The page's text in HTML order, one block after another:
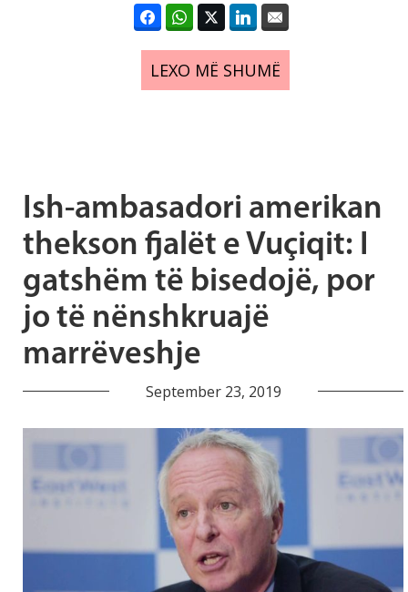
LEXO MË SHUMË
Ish-ambasadori amerikan
thekson fjalët e Vuçiqit: I
gatshëm të bisedojë, por
jo të nënshkruajë
marrëveshje
September 23, 2019